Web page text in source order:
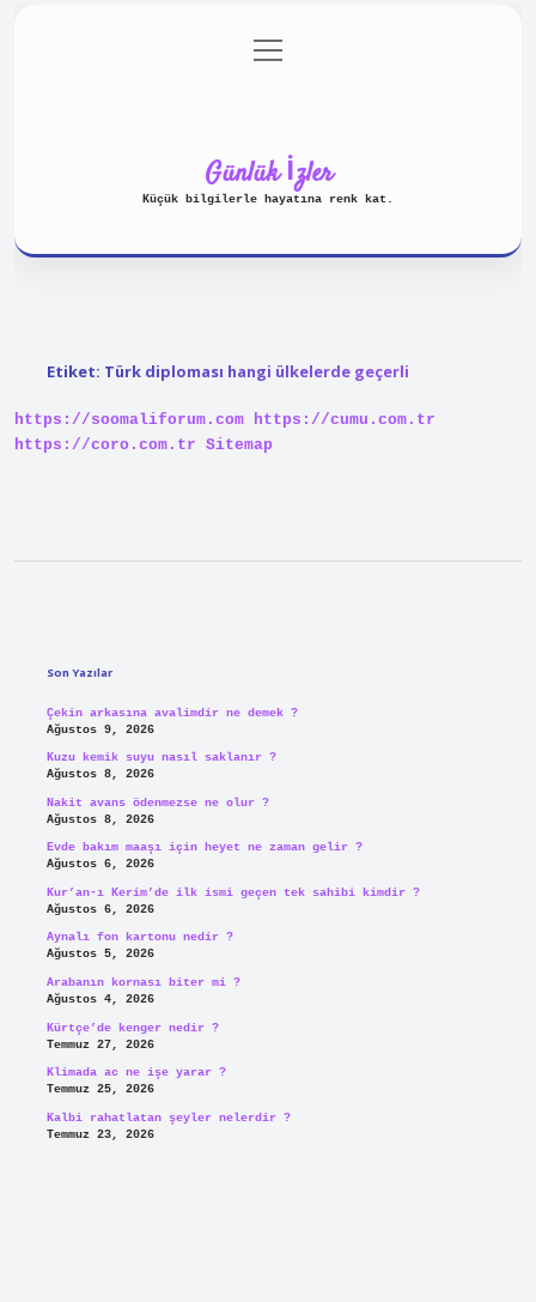
Gizlilik Politikası
menüyü
aç
Günlük İzler
Küçük bilgilerle hayatına renk kat.
Etiket: Türk diploması hangi ülkelerde geçerli
https://soomaliforum.com
https://cumu.com.tr
https://coro.com.tr Sitemap
Son Yazılar
Çekin arkasına avalimdir ne demek ?
Ağustos 9, 2026
Kuzu kemik suyu nasıl saklanır ?
Ağustos 8, 2026
Nakit avans ödenmezse ne olur ?
Ağustos 8, 2026
Evde bakım maaşı için heyet ne zaman gelir ?
Ağustos 6, 2026
Kur’an-ı Kerim’de ilk ismi geçen tek sahibi kimdir ?
Ağustos 6, 2026
Aynalı fon kartonu nedir ?
Ağustos 5, 2026
Arabanın kornası biter mi ?
Ağustos 4, 2026
Kürtçe’de kenger nedir ?
Temmuz 27, 2026
Klimada ac ne işe yarar ?
Temmuz 25, 2026
Kalbi rahatlatan şeyler nelerdir ?
Temmuz 23, 2026